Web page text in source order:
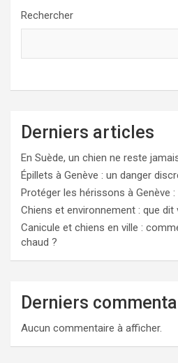
Rechercher
Derniers articles
En Suède, un chien ne reste
Épillets à Genève : un danger
Protéger les hérissons à Genève
Chiens et environnement : que dit
Canicule et chiens en ville :
chaud ?
Derniers
Aucun commentaire à afficher.